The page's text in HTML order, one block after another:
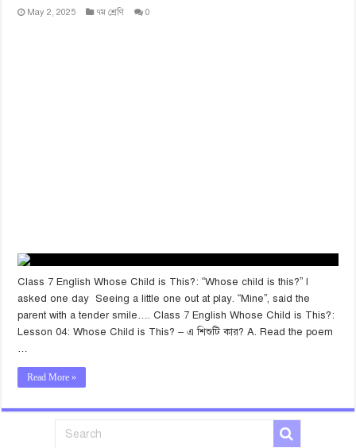
May 2, 2025 ৭ম শ্রেণি 0
Class 7 English Whose Child is This?: “Whose child is this?” I
asked one day Seeing a little one out at play. “Mine”, said the
parent with a tender smile…. Class 7 English Whose Child is This?:
Lesson 04: Whose Child is This? – এ শিশুটি কার? A. Read the poem
…
Read More »